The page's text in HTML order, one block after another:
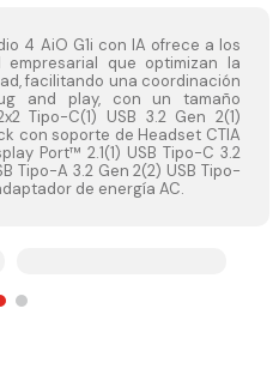
4 AiO G1i con IA ofrece a los
que optimizan la
facilitando una coordinación
and play, con un tamaño
Tipo-C(1) USB 3.2 Gen 2(1)
con soporte de Headset CTIA
Port™ 2.1(1) USB Tipo-C 3.2
Tipo-A 3.2 Gen 2(2) USB Tipo-
de energía AC.